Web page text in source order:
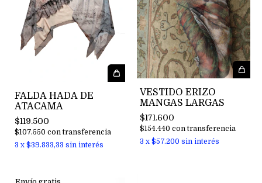
FALDA HADA DE
ATACAMA
$119.500
$107.550 con transferencia
3 x $39.833,33 sin interés
VESTIDO ERIZO
MANGAS LARGAS
$171.600
$154.440 con transferencia
3 x $57.200 sin interés